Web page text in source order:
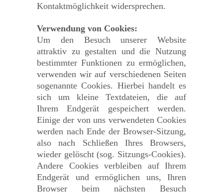
Kontaktmöglichkeit widersprechen.
Verwendung von Cookies:
Um den Besuch unserer Website
attraktiv zu gestalten und die Nutzung
bestimmter Funktionen zu ermöglichen,
verwenden wir auf verschiedenen Seiten
sogenannte Cookies. Hierbei handelt es
sich um kleine Textdateien, die auf
Ihrem Endgerät gespeichert werden.
Einige der von uns verwendeten Cookies
werden nach Ende der Browser-Sitzung,
also nach Schließen Ihres Browsers,
wieder gelöscht (sog. Sitzungs-Cookies).
Andere Cookies verbleiben auf Ihrem
Endgerät und ermöglichen uns, Ihren
Browser beim nächsten Besuch